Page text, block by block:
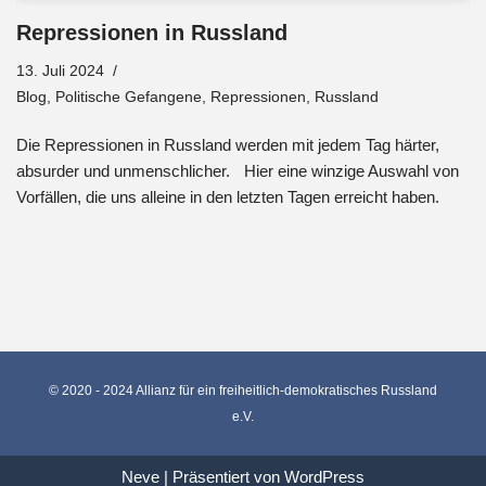
Repressionen in Russland
13. Juli 2024
Blog, Politische Gefangene, Repressionen, Russland
Die Repressionen in Russland werden mit jedem Tag härter,
absurder und unmenschlicher. Hier eine winzige Auswahl von
Vorfällen, die uns alleine in den letzten Tagen erreicht haben.
© 2020 - 2024 Allianz für ein freiheitlich-demokratisches Russland
e.V.
Neve | Präsentiert von WordPress